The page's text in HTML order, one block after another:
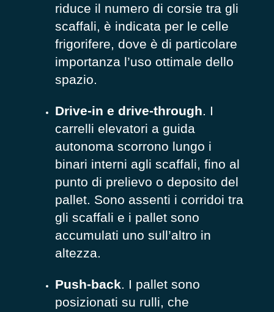
riduce il numero di corsie tra gli
scaffali, è indicata per le celle
frigorifere, dove è di particolare
importanza l’uso ottimale dello
spazio.
Drive-in e drive-through. I
carrelli elevatori a guida
autonoma scorrono lungo i
binari interni agli scaffali, fino al
punto di prelievo o deposito del
pallet. Sono assenti i corridoi tra
gli scaffali e i pallet sono
accumulati uno sull’altro in
altezza.
Push-back. I pallet sono
posizionati su rulli, che